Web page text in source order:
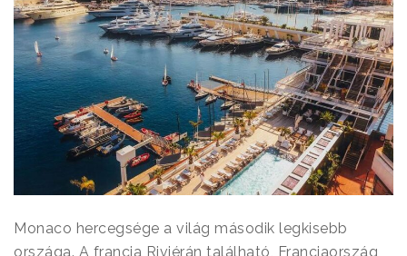
Monaco hercegsége a világ második legkisebb
országa. A francia Riviérán található, Franciaország